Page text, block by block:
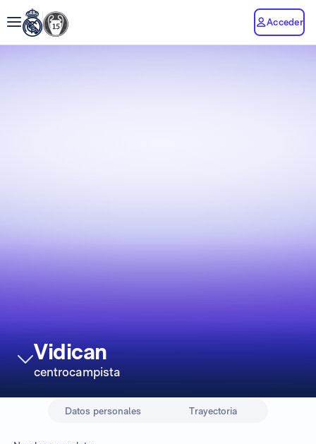
Acceder
Vidican
centrocampista
Datos personales Trayectoria